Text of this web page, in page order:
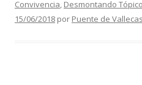
o ar
Convivencia, Desmontando
15/06/2018 por Puente de Vallecas